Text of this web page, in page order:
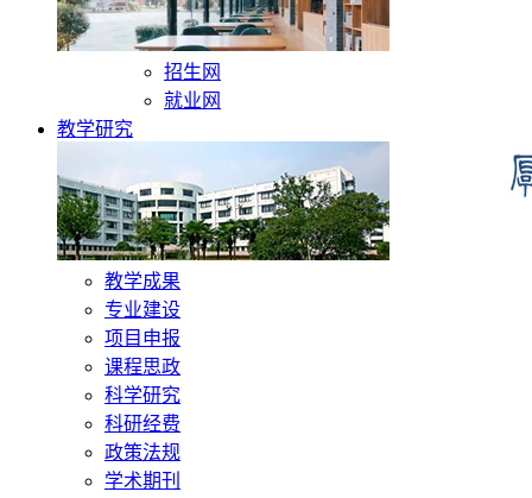
招生网
就业网
教学研究
教学成果
专业建设
项目申报
课程思政
科学研究
科研经费
政策法规
学术期刊